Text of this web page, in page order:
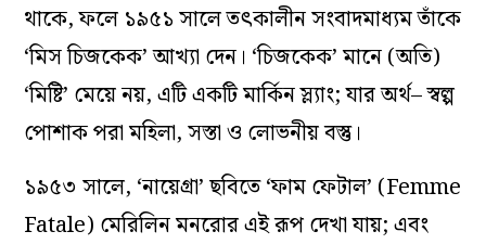
থাকে, ফলে ১৯৫১ সালে তৎকালীন সংবাদমাধ্যম তাঁকে
‘মিস চিজকেক’ আখ্যা দেন। ‘চিজকেক’ মানে (অতি)
‘মিষ্টি’ মেয়ে নয়, এটি একটি মার্কিন স্ল্যাং; যার অর্থ– স্বল্প
পোশাক পরা মহিলা, সস্তা ও লোভনীয় বস্তু।
১৯৫৩ সালে, ‘নায়েগ্রা’ ছবিতে ‘ফাম ফেটাল’ (Femme
Fatale) মেরিলিন মনরোর এই রূপ দেখা যায়; এবং